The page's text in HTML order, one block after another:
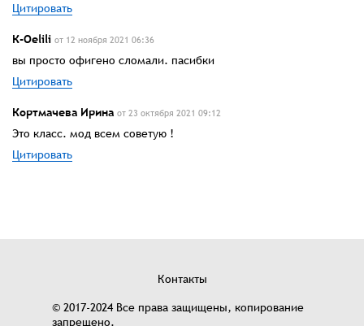
Цитировать
К-Oelili от 12 ноября 2021 06:36
вы просто офигено сломали. пасибки
Цитировать
Кортмачева Ирина от 23 октября 2021 09:12
Это класс. мод всем советую !
Цитировать
Контакты
© 2017-2024 Все права защищены, копирование
запрещено.